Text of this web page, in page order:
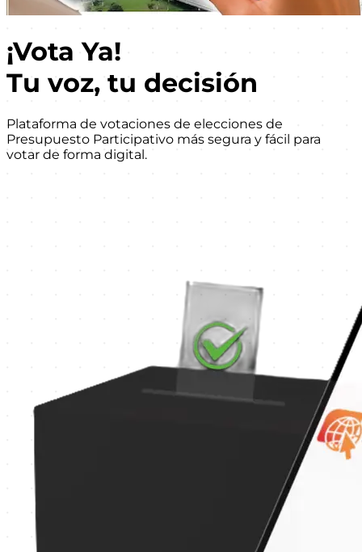
¡Vota Ya!
Tu voz, tu decisión
Plataforma de votaciones de elecciones de
Presupuesto Participativo más segura y fácil para
votar de forma digital.